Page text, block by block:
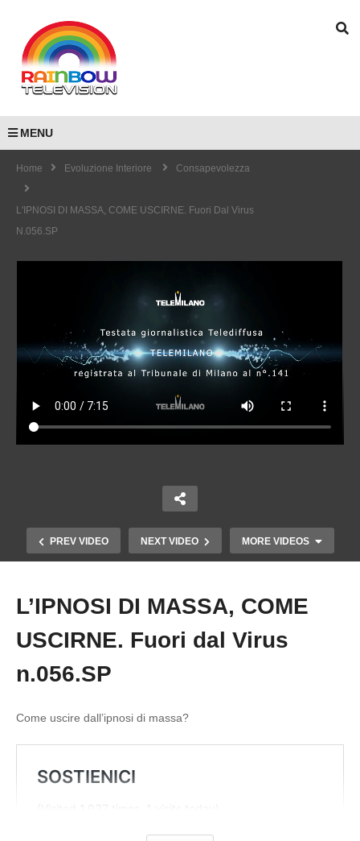
MENU
Home Evoluzione Interiore Consapevolezza
L'IPNOSI DI MASSA, COME USCIRNE. Fuori Dal Virus
N.056.SP
PREV VIDEO NEXT VIDEO MORE VIDEOS
Copy Embed Code
dal Virus n.054.SP
L’IPNOSI DI MASSA, COME
USCIRNE. Fuori dal Virus
n.056.SP
Come uscire dall’ipnosi di massa?